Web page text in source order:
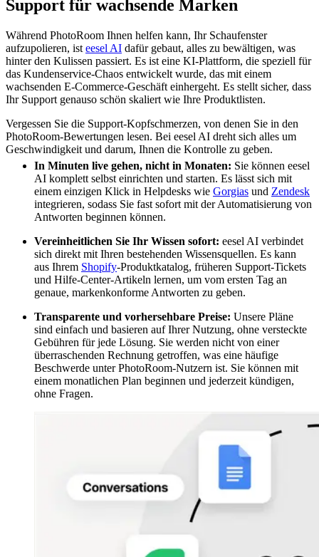
Support für wachsende Marken
Während PhotoRoom Ihnen helfen kann, Ihr Schaufenster
aufzupolieren, ist eesel AI dafür gebaut, alles zu bewältigen, was
hinter den Kulissen passiert. Es ist eine KI-Plattform, die speziell für
das Kundenservice-Chaos entwickelt wurde, das mit einem
wachsenden E-Commerce-Geschäft einhergeht. Es stellt sicher, dass
Ihr Support genauso schön skaliert wie Ihre Produktlisten.
Vergessen Sie die Support-Kopfschmerzen, von denen Sie in den
PhotoRoom-Bewertungen lesen. Bei eesel AI dreht sich alles um
Geschwindigkeit und darum, Ihnen die Kontrolle zu geben.
In Minuten live gehen, nicht in Monaten: Sie können eesel
AI komplett selbst einrichten und starten. Es lässt sich mit
einem einzigen Klick in Helpdesks wie Gorgias und Zendesk
integrieren, sodass Sie fast sofort mit der Automatisierung von
Antworten beginnen können.
Vereinheitlichen Sie Ihr Wissen sofort: eesel AI verbindet
sich direkt mit Ihren bestehenden Wissensquellen. Es kann
aus Ihrem Shopify-Produktkatalog, früheren Support-Tickets
und Hilfe-Center-Artikeln lernen, um vom ersten Tag an
genaue, markenkonforme Antworten zu geben.
Transparente und vorhersehbare Preise: Unsere Pläne
sind einfach und basieren auf Ihrer Nutzung, ohne versteckte
Gebühren für jede Lösung. Sie werden nicht von einer
überraschenden Rechnung getroffen, was eine häufige
Beschwerde unter PhotoRoom-Nutzern ist. Sie können mit
einem monatlichen Plan beginnen und jederzeit kündigen,
ohne Fragen.